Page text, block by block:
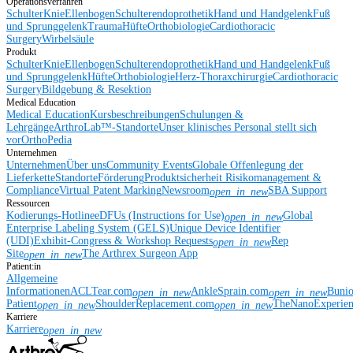
Operationsverfahren
SchulterKnieEllenbogenSchulterendoprothetikHand und HandgelenkFuß
und SprunggelenkTraumaHüfteOrthobiologieCardiothoracic
SurgeryWirbelsäule
Produkt
SchulterKnieEllenbogenSchulterendoprothetikHand und HandgelenkFuß
und SprunggelenkHüfteOrthobiologieHerz-ThoraxchirurgieCardiothoracic
SurgeryBildgebung & Resektion
Medical Education
Medical EducationKursbeschreibungenSchulungen &
LehrgängeArthroLab™-StandorteUnser klinisches Personal stellt sich
vorOrthoPedia
Unternehmen
UnternehmenÜber unsCommunity EventsGlobale Offenlegung der
LieferketteStandorteFörderungProduktsicherheit Risikomanagement &
ComplianceVirtual Patent MarkingNewsroomopen_in_newSBA Support
Ressourcen
Kodierungs-HotlineeDFUs (Instructions for Use)open_in_newGlobal
Enterprise Labeling System (GELS)Unique Device Identifier
(UDI)Exhibit-Congress & Workshop Requestsopen_in_newRep
Siteopen_in_newThe Arthrex Surgeon App
Patient:in
Allgemeine
InformationenACLTear.comopen_in_newAnkleSprain.comopen_in_new
Patientopen_in_newShoulderReplacement.comopen_in_new
Karriere
Karriereopen_in_new